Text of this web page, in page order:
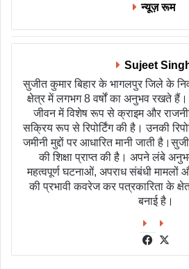
न्यूज़ रूम
Sujeet
सुजीत कुमार बिहार के भागलपुर जिले के
क्षेत्र में लगभग 8 वर्षों का अनुभव रखते हैं।
जीवन में विशेष रूप से क्राइम और
सक्रिय रूप से रिपोर्टिंग की है। उनकी
जमीनी मुद्दों पर आधारित मानी जाती
की शिक्षा प्राप्त की है। अपने लंबे
महत्वपूर्ण घटनाओं, अपराध संबंधी मामलों
की प्रभावी कवरेज कर पत्रकारिता के
बनाई है।